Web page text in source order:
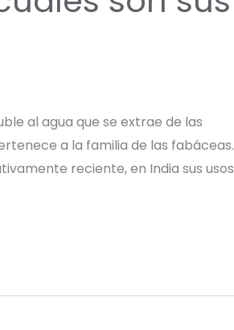
al agua que se extrae de las
a la familia de las fabáceas.
reciente, en India sus usos